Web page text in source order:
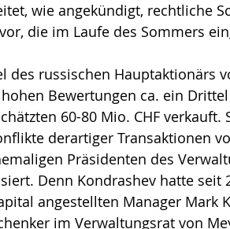
wie angekündigt, rechtliche
die im Laufe des Sommers
des russischen Hauptaktionärs
Bewertungen ca. ein
60-80 Mio. CHF verkauft.
derartiger Transaktionen
Präsidenten des
Denn Kondrashev hatte seit
angestellten Manager Mark
im Verwaltungsrat von